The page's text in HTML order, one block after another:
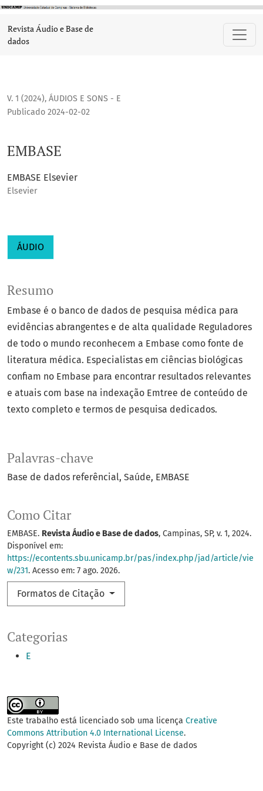
Revista Áudio e Base de
dados
V. 1 (2024), ÁUDIOS E SONS - E
EMBASE
Publicado 2024-02-02
EMBASE Elsevier
Elsevier
ÁUDIO
Palavras-chave
Base de dados referêncial Saúde EMBASE
Categorias
E
Como Citar
EMBASE. Revista Áudio e Base de dados, Campinas, SP, v. 1, 2024.
Disponível em:
https://econtents.sbu.unicamp.br/pas/index.php/jad/article/vie
w/231. Acesso em: 7 ago. 2026.
Formatos de Citação
Resumo
Embase é o banco de dados de pesquisa médica para
evidências abrangentes e de alta qualidade Reguladores
de todo o mundo reconhecem a Embase como fonte de
literatura médica. Especialistas em ciências biológicas
confiam no Embase para encontrar resultados relevantes
e atuais com base na indexação Emtree de conteúdo de
texto completo e termos de pesquisa dedicados.
Este trabalho está licenciado sob uma licença Creative
Commons Attribution 4.0 International License.
Copyright (c) 2024 Revista Áudio e Base de dados